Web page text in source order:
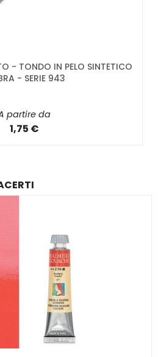
- TONDO IN PELO SINTETICO
- SERIE 943
partire da
1,75 €